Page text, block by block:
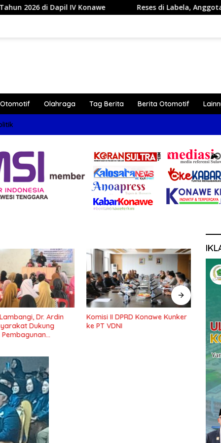
Konawe Reses di Labela, Anggota DPRD Sultra Dr
Otomotif Olahraga Tag Berita Berita Otomotif
Konawe Kunker
Ketua DPRD Konawe :
Pembangunan Jembatan